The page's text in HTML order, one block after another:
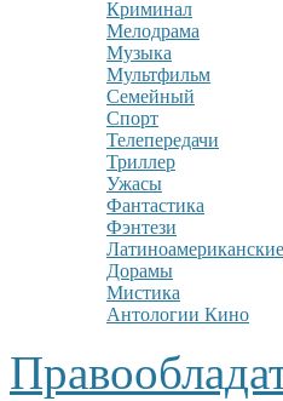
Криминал
Мелодрама
Музыка
Мультфильм
Семейный
Спорт
Телепередачи
Триллер
Ужасы
Фантастика
Фэнтези
Латиноамериканские
Дорамы
Мистика
Антологии Кино